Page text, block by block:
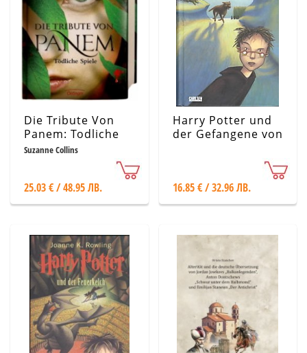
Die Tribute Von
Panem: Todliche
Spiele
Suzanne Collins
25.03 € / 48.95 ЛВ.
Harry Potter und
der Gefangene von
16.85 € / 32.96 ЛВ.